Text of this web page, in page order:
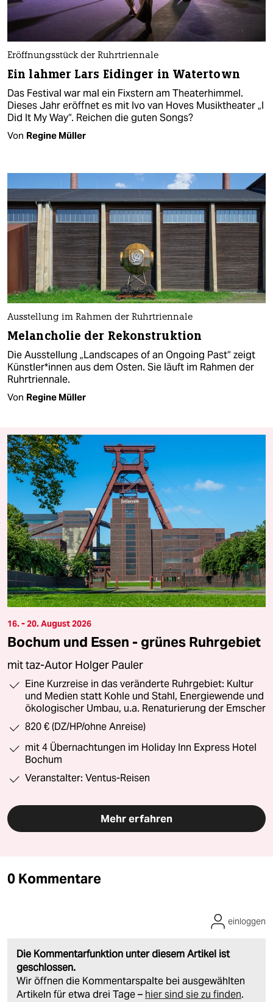
Eröffnungsstück der Ruhrtriennale
Ein lahmer Lars Eidinger in Watertown
Das Festival war mal ein Fixstern am Theaterhimmel.
Dieses Jahr eröffnet es mit Ivo van Hoves Musiktheater „I
Did It My Way“. Reichen die guten Songs?
Von Regine Müller
Ausstellung im Rahmen der Ruhrtriennale
Melancholie der Rekonstruktion
Die Ausstellung „Landscapes of an Ongoing Past“ zeigt
Künst­le­r*in­nen aus dem Osten. Sie läuft im Rahmen der
Ruhrtriennale.
Von Regine Müller
16. - 20. August 2026
Bochum und Essen - grünes Ruhrgebiet
mit taz-Autor Holger Pauler
Eine Kurzreise in das veränderte Ruhrgebiet: Kultur
und Medien statt Kohle und Stahl, Energiewende und
ökologischer Umbau, u.a. Renaturierung der Emscher
820 € (DZ/HP/ohne Anreise)
mit 4 Übernachtungen im Holiday Inn Express Hotel
Bochum
Veranstalter: Ventus-Reisen
Mehr erfahren
0 Kommentare
Die Kommentarfunktion unter diesem Artikel ist
geschlossen.
Wir öffnen die Kommentarspalte bei ausgewählten
Artikeln für etwa drei Tage – hier sind sie zu finden.
einloggen